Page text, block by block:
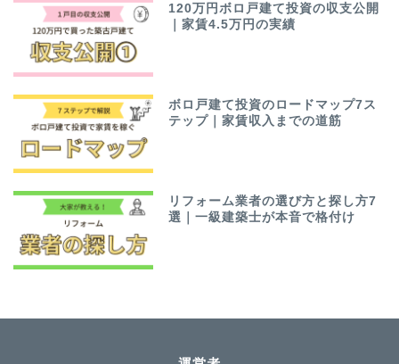
120万円ボロ戸建て投資の収支公開
｜家賃4.5万円の実績
ボロ戸建て投資のロードマップ7ス
テップ｜家賃収入までの道筋
リフォーム業者の選び方と探し方7
選｜一級建築士が本音で格付け